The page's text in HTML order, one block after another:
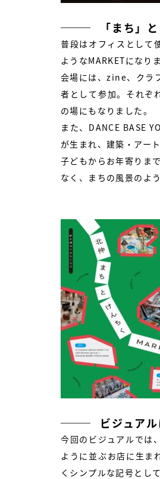
「まち」
普段はオフィスとして
ようなMARKETになりま
会場には、zine、クラ
者として参加。それぞ
の場にもなりました。
また、DANCE BASE
が生まれ、建築・アー
子どもからお年寄りま
なく、まちの風景のよ
ビジュア
今回のビジュアルでは
ように並ぶお店に生ま
くシンプルな記号とし